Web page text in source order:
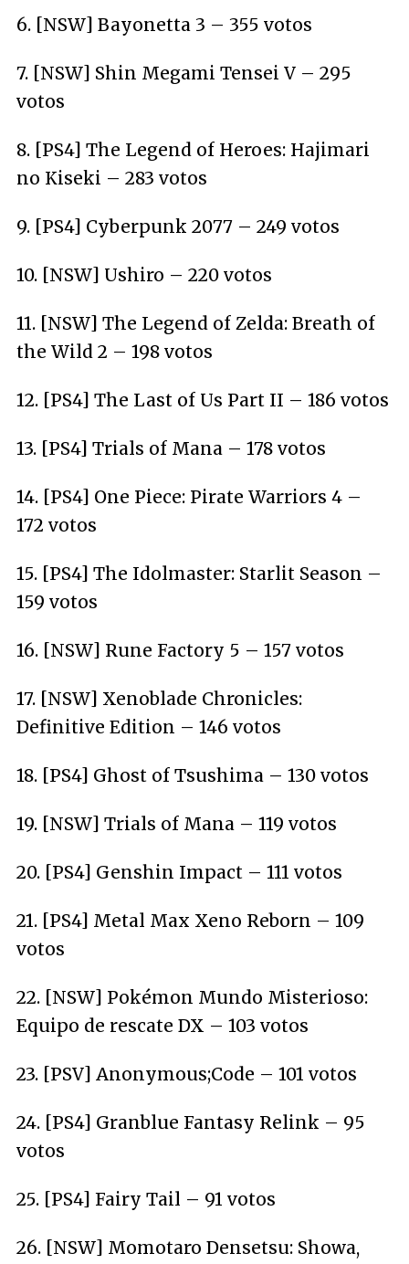
6. [NSW] Bayonetta 3 – 355 votos
7. [NSW] Shin Megami Tensei V – 295
votos
8. [PS4] The Legend of Heroes: Hajimari
no Kiseki – 283 votos
9. [PS4] Cyberpunk 2077 – 249 votos
10. [NSW] Ushiro – 220 votos
11. [NSW] The Legend of Zelda: Breath of
the Wild 2 – 198 votos
12. [PS4] The Last of Us Part II – 186 votos
13. [PS4] Trials of Mana – 178 votos
14. [PS4] One Piece: Pirate Warriors 4 –
172 votos
15. [PS4] The Idolmaster: Starlit Season –
159 votos
16. [NSW] Rune Factory 5 – 157 votos
17. [NSW] Xenoblade Chronicles:
Definitive Edition – 146 votos
18. [PS4] Ghost of Tsushima – 130 votos
19. [NSW] Trials of Mana – 119 votos
20. [PS4] Genshin Impact – 111 votos
21. [PS4] Metal Max Xeno Reborn – 109
votos
22. [NSW] Pokémon Mundo Misterioso:
Equipo de rescate DX – 103 votos
23. [PSV] Anonymous;Code – 101 votos
24. [PS4] Granblue Fantasy Relink – 95
votos
25. [PS4] Fairy Tail – 91 votos
26. [NSW] Momotaro Densetsu: Showa,